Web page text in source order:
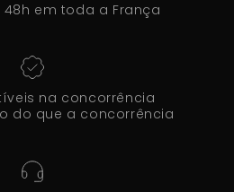
48h em toda a França
na concorrência
do que a concorrência